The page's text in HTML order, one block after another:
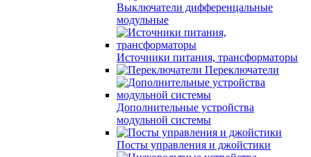
Выключатели дифференцальные
модульные
Источники питания, трансформаторы
Переключатели
Дополнительные устройства
модульной системы
Посты управления и джойстики